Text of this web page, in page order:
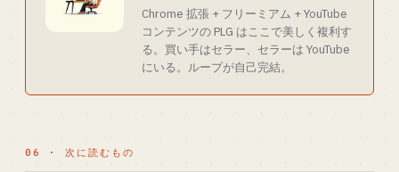
Chrome 拡張 + フリーミアム + YouTube
コンテンツの PLG はここで美しく複利す
る。買い手はセラー、セラーは YouTube
にいる。ループが自己完結。
06 · 次に読むもの